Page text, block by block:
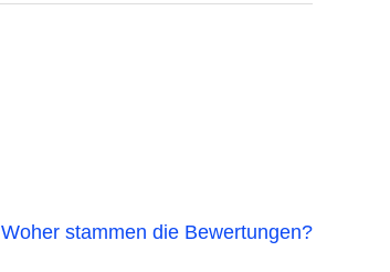
Woher stammen die Bewertungen?